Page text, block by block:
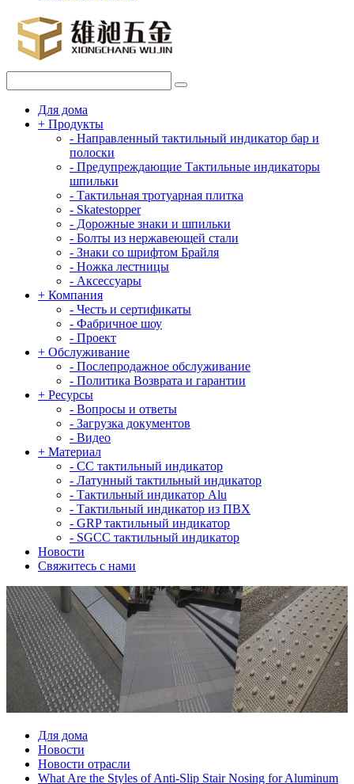
Для дома
+ Продукты
- Направленный тактильный индикатор бар и
полоски
- Предупреждающие Тактильные индикаторы
шпильки
- Тактильная тротуарная плитка
- Skatestopper
- Дорожные знаки и шпильки
- Болты из нержавеющей стали
- Знаки со шрифтом Брайля
- Ножка лестницы
- Аксессуары
+ Компания
- Честь и сертификаты
- Фабричное шоу
- Проект
+ Обслуживание
- Послепродажное обслуживание
- Политика Возврата и гарантии
+ Ресурсы
- Вопросы и ответы
- Загрузка документов
- Видео
+ Материал
- СС тактильный индикатор
- Латунный тактильный индикатор
- Тактильный индикатор Alu
- Тактильный индикатор из ПВХ
- GRP тактильный индикатор
- SGCC тактильный индикатор
Новости
Свяжитесь с нами
Для дома
Новости
Новости отрасли
What Are the Styles of Anti-Slip Stair Nosing for Aluminum